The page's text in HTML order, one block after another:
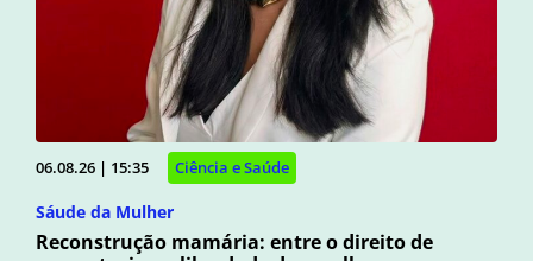
06.08.26 | 15:35 Ciência e Saúde
Sáude da Mulher
Reconstrução mamária: entre o direito de